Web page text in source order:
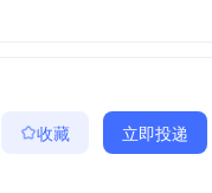
收藏 立即投递